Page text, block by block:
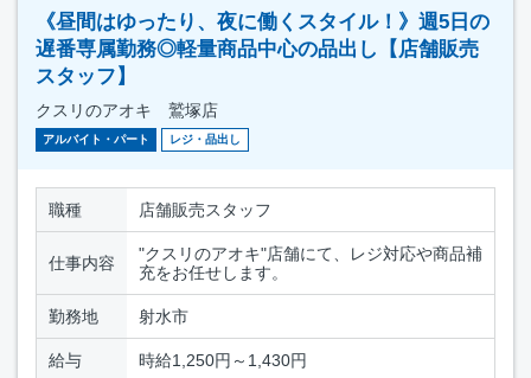
《昼間はゆったり、夜に働くスタイル！》週5日の
遅番専属勤務◎軽量商品中心の品出し【店舗販売
スタッフ】
クスリのアオキ 鷲塚店
アルバイト・パート レジ・品出し
職種 店舗販売スタッフ
仕事内容
"クスリのアオキ"店舗にて、レジ対応や商品補
充をお任せします。
勤務地 射水市
給与 時給1,250円～1,430円